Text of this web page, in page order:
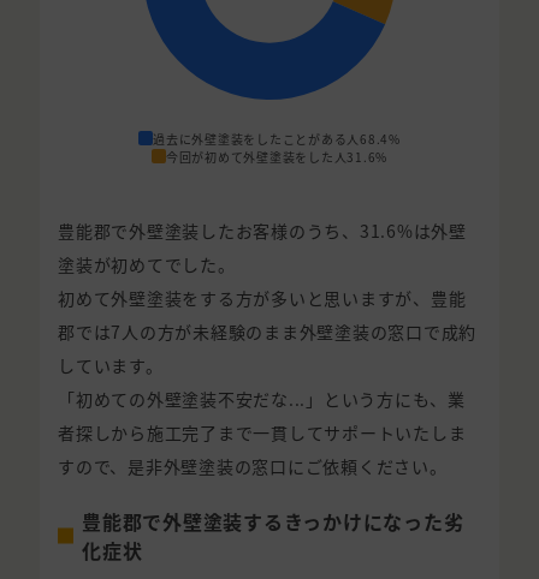
過去に外壁塗装をしたことがある人68.4%
今回が初めて外壁塗装をした人 31.6%
豊能郡で外壁塗装したお客様のうち、31.6%は外壁
塗装が初めてでした。
初めて外壁塗装をする方が多いと思いますが、豊能
郡では7人の方が未経験のまま外壁塗装の窓口で成約
しています。
「初めての外壁塗装不安だな...」という方にも、業
者探しから施工完了まで一貫してサポートいたしま
すので、是非外壁塗装の窓口にご依頼ください。
豊能郡で外壁塗装するきっかけになった劣
化症状